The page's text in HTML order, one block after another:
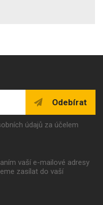
Odebírat
údajů za účelem
vaší e-mailové adresy
zasílat do vaší